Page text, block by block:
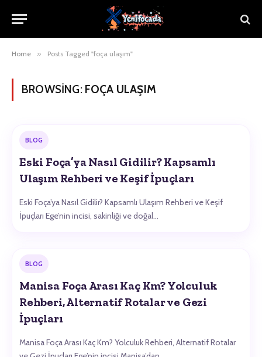
Home » Posts Tagged "foça ulaşım"
BROWSING: FOÇA ULAŞIM
BLOG
Eski Foça’ya Nasıl Gidilir? Kapsamlı
Ulaşım Rehberi ve Keşif İpuçları
Eski Foça’ya Nasıl Gidilir? Kapsamlı Ulaşım Rehberi ve Keşif
İpuçları Ege’nin incisi, sakinliği ve doğal…
BLOG
Manisa Foça Arası Kaç Km? Yolculuk
Rehberi, Alternatif Rotalar ve Gezi
İpuçları
Manisa Foça Arası Kaç Km? Yolculuk Rehberi, Alternatif Rotalar